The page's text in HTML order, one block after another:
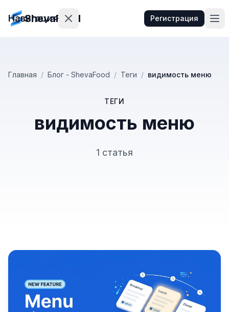
ShevaFood Регистрация
Навигация
Контакты
Главная / Блог - ShevaFood / Теги / видимость меню
ТЕГИ
видимость меню
1 статья